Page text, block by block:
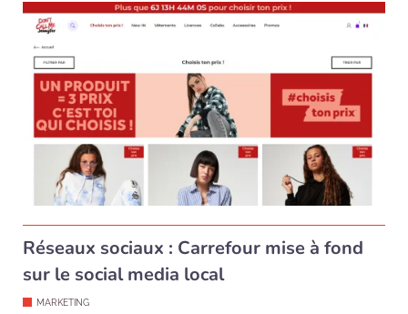
Réseaux sociaux : Carrefour mise à fond
sur le social media local
MARKETING